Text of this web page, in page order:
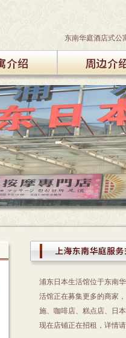
东南华庭酒店式公
浦东日本生活馆位于东南
活馆正在募集更多的商家
施、咖啡店、糕点店、日
现在店铺正在招租，详情